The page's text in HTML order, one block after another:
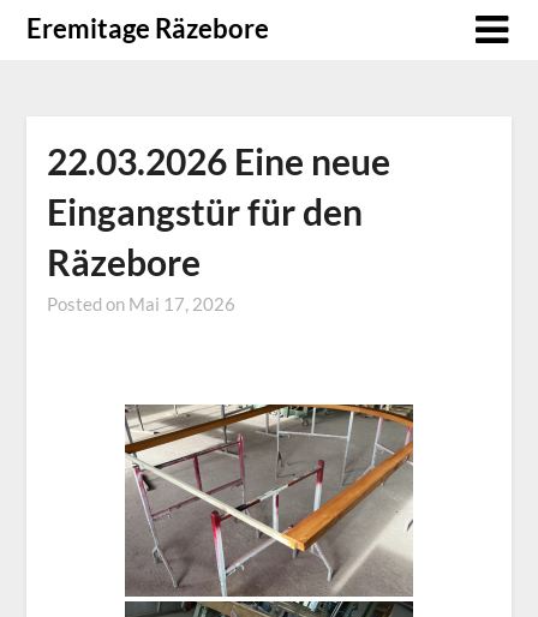
SkipEremitage Räzebore
22.03.2026 Eine neue
Eingangstür für den
Räzebore
Posted on Mai 17, 2026